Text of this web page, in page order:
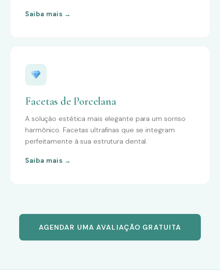
Saiba mais →
Facetas de Porcelana
A solução estética mais elegante para um sorriso
harmônico. Facetas ultrafinas que se integram
perfeitamente à sua estrutura dental.
Saiba mais →
AGENDAR UMA AVALIAÇÃO GRATUITA